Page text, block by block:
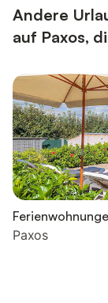
...
Andere
auf Paxos,
Paxos